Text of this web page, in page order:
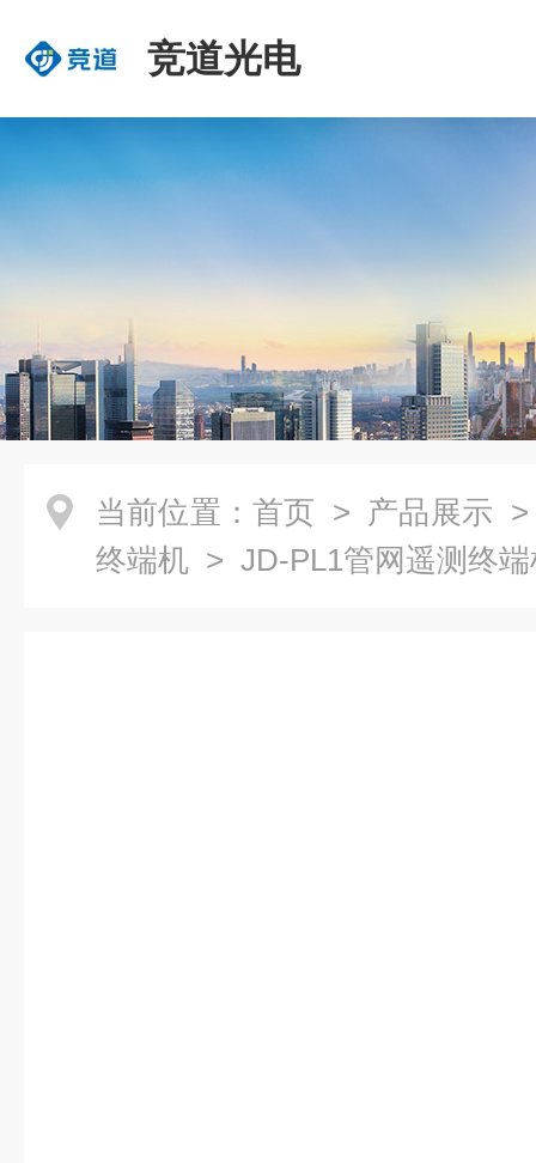
竞道光电
当前位置： 首页 > 产品展示
终端机 > JD-PL1管网遥测终